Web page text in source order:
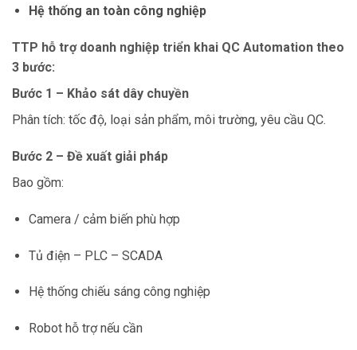
Hệ thống an toàn công nghiệp
TTP hỗ trợ doanh nghiệp triển khai QC Automation theo
3 bước:
Bước 1 – Khảo sát dây chuyền
Phân tích: tốc độ, loại sản phẩm, môi trường, yêu cầu QC.
Bước 2 – Đề xuất giải pháp
Bao gồm:
Camera / cảm biến phù hợp
Tủ điện – PLC – SCADA
Hệ thống chiếu sáng công nghiệp
Robot hỗ trợ nếu cần